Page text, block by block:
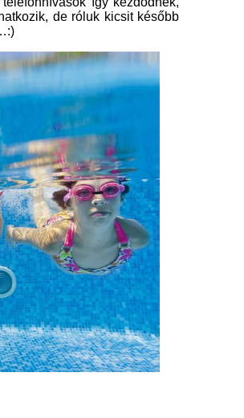
de róluk kicsit később